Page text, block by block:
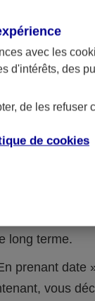
enfants
alors vous
:
long terme.
prenant date
vous
avec les
d'intérêts, des
de les refuser
de cookies